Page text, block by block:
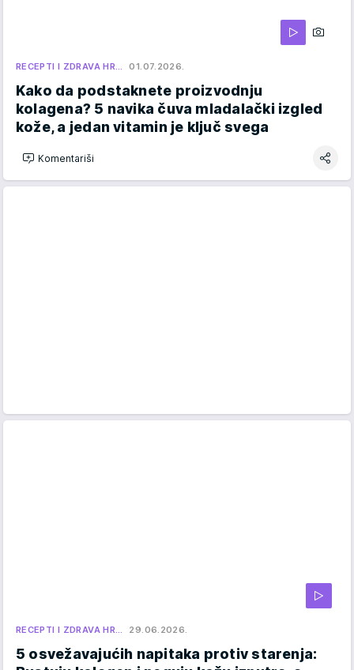
RECEPTI I ZDRAVA HR… 01.07.2026.
Kako da podstaknete proizvodnju
kolagena? 5 navika čuva mladalački izgled
kože, a jedan vitamin je ključ svega
Komentariši
RECEPTI I ZDRAVA HR… 29.06.2026.
5 osvežavajućih napitaka protiv starenja: